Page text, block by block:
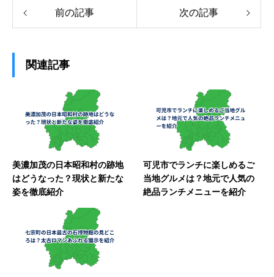
前の記事 次の記事
関連記事
美濃加茂の日本昭和村の跡地
はどうなった？現状と新たな
姿を徹底紹介
可児市でランチに楽しめるご
当地グルメは？地元で人気の
絶品ランチメニューを紹介